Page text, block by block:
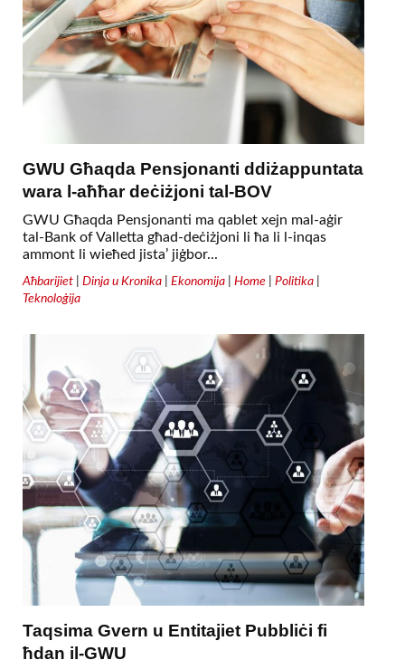
GWU Għaqda Pensjonanti ddiżappuntata
wara l-aħħar deċiżjoni tal-BOV
GWU Għaqda Pensjonanti ma qablet xejn mal-aġir
tal-Bank of Valletta għad-deċiżjoni li ħa li l-inqas
ammont li wieħed jista’ jiġbor...
Aħbarijiet Dinja u Kronika Ekonomija Home Politika
Teknoloġija
Taqsima Gvern u Entitajiet Pubbliċi fi
ħdan il-GWU